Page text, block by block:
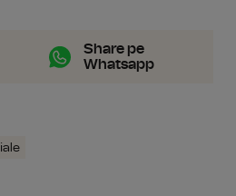
Share pe
Whatsapp